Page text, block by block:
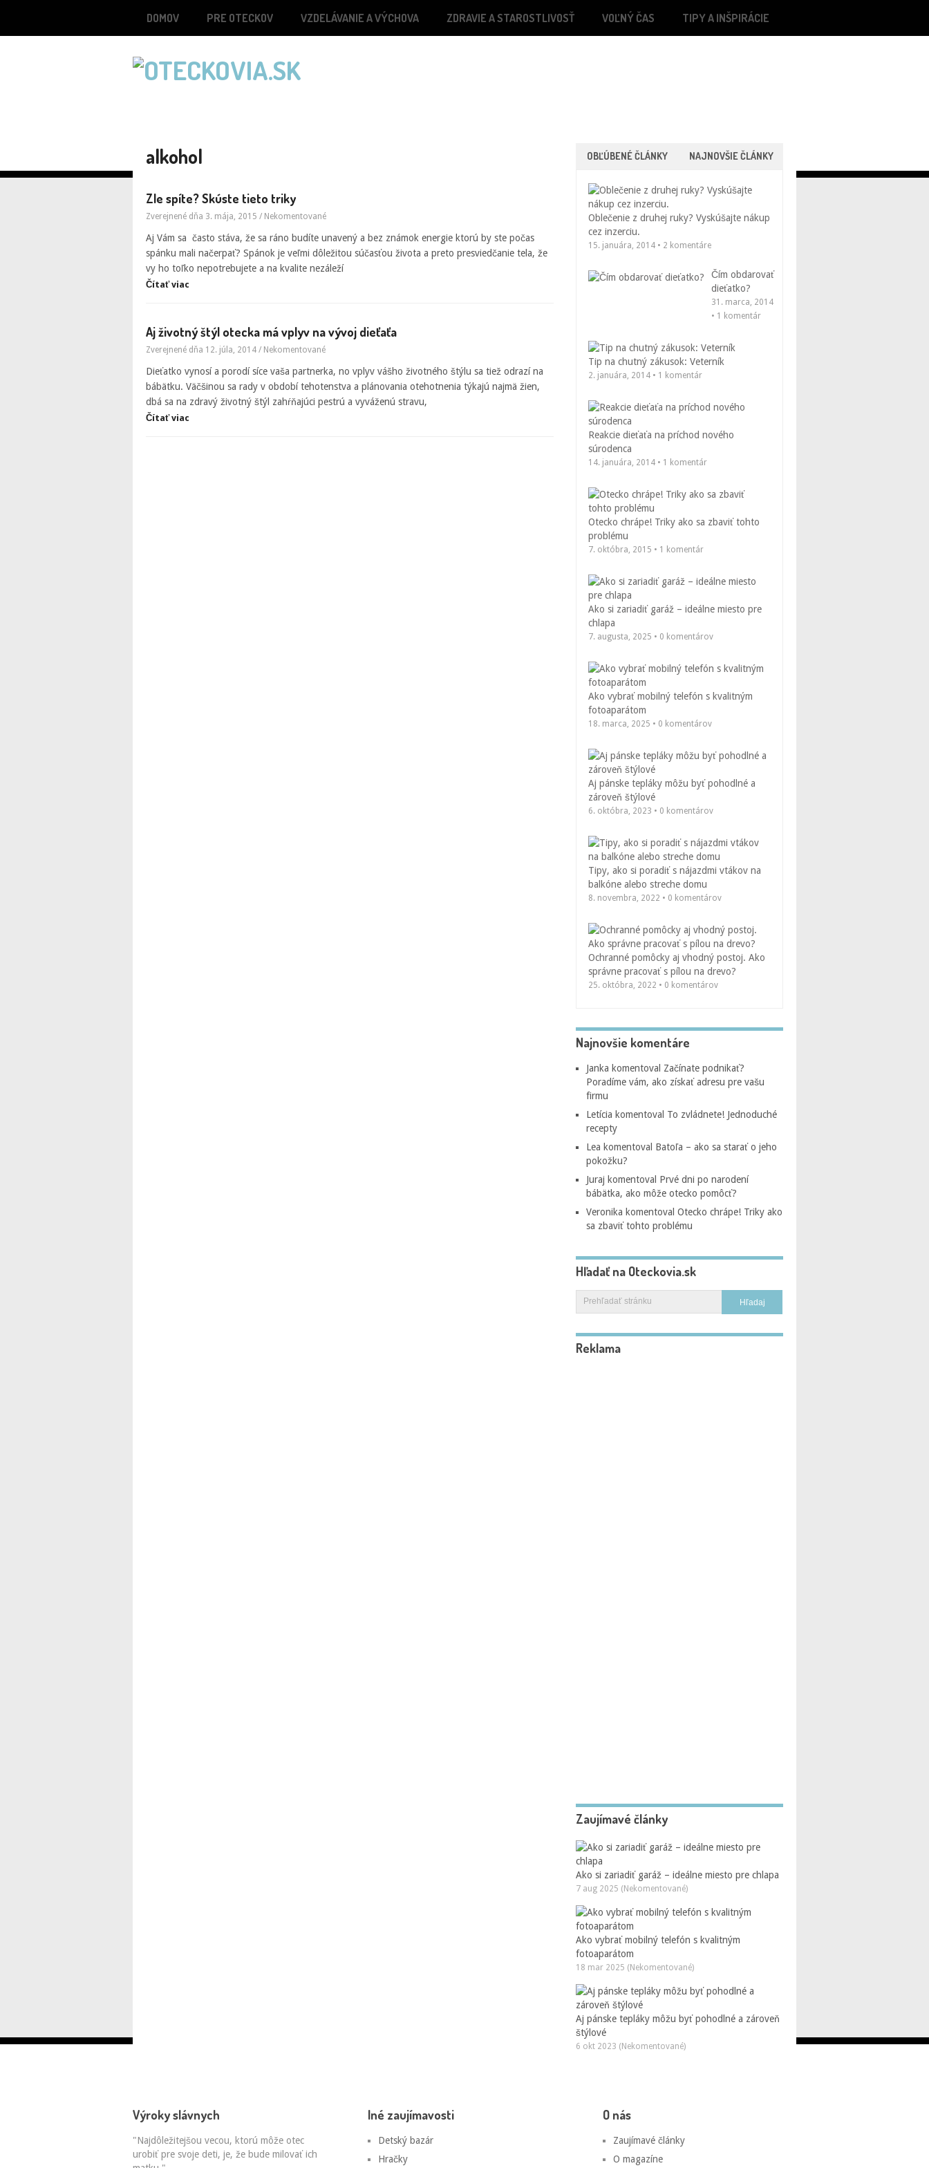
DOMOV PRE OTECKOV VZDELÁVANIE A VÝCHOVA ZDRAVIE A STAROSTLIVOSŤ VOĽNÝ ČAS TIPY A INŠPIRÁCIE
alkohol
Zle spíte? Skúste tieto triky
Zverejnené dňa 3. mája, 2015 / Nekomentované
Aj Vám sa často stáva, že sa ráno budíte unavený a bez známok energie ktorú by ste počas
spánku mali načerpať? Spánok je veľmi dôležitou súčasťou života a preto presviedčanie tela, že
vy ho toľko nepotrebujete a na kvalite nezáleží
Čítať viac
Aj životný štýl otecka má vplyv na vývoj dieťaťa
Zverejnené dňa 12. júla, 2014 / Nekomentované
Dieťatko vynosí a porodí síce vaša partnerka, no vplyv vášho životného štýlu sa tiež odrazí na
bábätku. Väčšinou sa rady v období tehotenstva a plánovania otehotnenia týkajú najmä žien,
dbá sa na zdravý životný štýl zahŕňajúci pestrú a vyváženú stravu,
Čítať viac
OBĽÚBENÉ ČLÁNKY NAJNOVŠIE ČLÁNKY
Oblečenie z druhej ruky? Vyskúšajte nákup
cez inzerciu.
15. januára, 2014 • 2 komentáre
Čím obdarovať
dieťatko?
31. marca, 2014
• 1 komentár
Tip na chutný zákusok: Veterník
2. januára, 2014 • 1 komentár
Reakcie dieťaťa na príchod nového
súrodenca
14. januára, 2014 • 1 komentár
Otecko chrápe! Triky ako sa zbaviť tohto
problému
7. októbra, 2015 • 1 komentár
Ako si zariadiť garáž – ideálne miesto pre
chlapa
7. augusta, 2025 • 0 komentárov
Ako vybrať mobilný telefón s kvalitným
fotoaparátom
18. marca, 2025 • 0 komentárov
Aj pánske tepláky môžu byť pohodlné a
zároveň štýlové
6. októbra, 2023 • 0 komentárov
Tipy, ako si poradiť s nájazdmi vtákov na
balkóne alebo streche domu
8. novembra, 2022 • 0 komentárov
Ochranné pomôcky aj vhodný postoj. Ako
správne pracovať s pílou na drevo?
25. októbra, 2022 • 0 komentárov
Najnovšie komentáre
Janka komentoval Začínate podnikať?
Poradíme vám, ako získať adresu pre vašu
firmu
Letícia komentoval To zvládnete! Jednoduché
recepty
Lea komentoval Batoľa – ako sa starať o jeho
pokožku?
Juraj komentoval Prvé dni po narodení
bábätka, ako môže otecko pomôcť?
Veronika komentoval Otecko chrápe! Triky ako
sa zbaviť tohto problému
Hľadať na Oteckovia.sk
Reklama
Zaujímavé články
Ako si zariadiť garáž – ideálne miesto pre chlapa
7 aug 2025 (Nekomentované)
Ako vybrať mobilný telefón s kvalitným
fotoaparátom
18 mar 2025 (Nekomentované)
Aj pánske tepláky môžu byť pohodlné a zároveň
štýlové
6 okt 2023 (Nekomentované)
Výroky slávnych
"Najdôležitejšou vecou, ktorú môže otec
urobiť pre svoje deti, je, že bude milovať ich
Iné zaujímavosti
Detský bazár
Hračky
O nás
Zaujímavé články
O magazíne